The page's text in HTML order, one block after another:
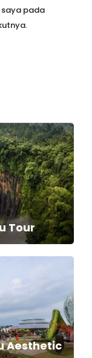
saya pada
Tour
Aesthetic